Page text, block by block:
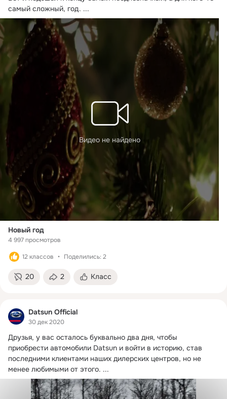
самый сложный, год. ...
Видео не найдено
Новый год
4 997 просмотров
12 классов Поделились: 2
20 2 Класс
Datsun Official
30 дек 2020
Друзья, у вас осталось буквально два дня, чтобы
приобрести автомобили Datsun и войти в историю, став
последними клиентами наших дилерских центров, но не
менее любимыми от этого. ...